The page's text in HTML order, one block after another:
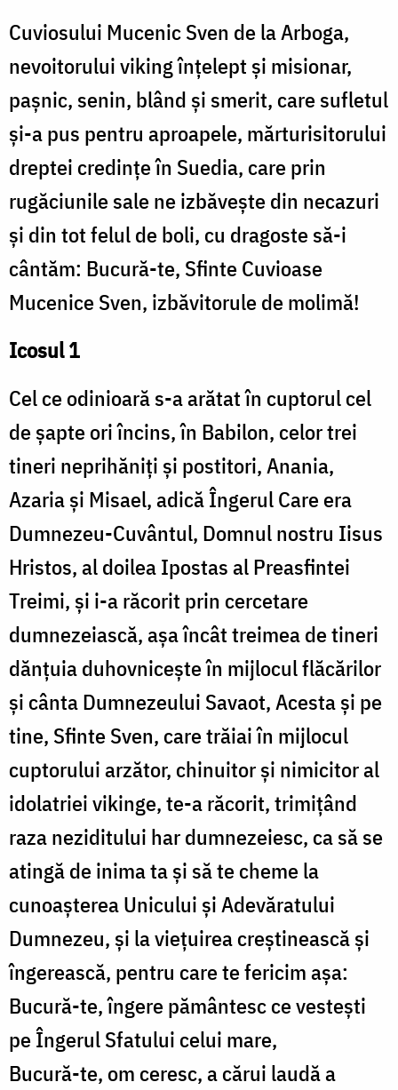
Cuviosului Mucenic Sven de la Arboga,
nevoitorului viking înțelept și misionar,
pașnic, senin, blând și smerit, care sufletul
și-a pus pentru aproapele, mărturisitorului
dreptei credințe în Suedia, care prin
rugăciunile sale ne izbăvește din necazuri
și din tot felul de boli, cu dragoste să-i
cântăm: Bucură-te, Sfinte Cuvioase
Mucenice Sven, izbăvitorule de molimă!
Icosul 1
Cel ce odinioară s-a arătat în cuptorul cel
de șapte ori încins, în Babilon, celor trei
tineri neprihăniți și postitori, Anania,
Azaria și Misael, adică Îngerul Care era
Dumnezeu-Cuvântul, Domnul nostru Iisus
Hristos, al doilea Ipostas al Preasfintei
Treimi, și i-a răcorit prin cercetare
dumnezeiască, așa încât treimea de tineri
dănțuia duhovnicește în mijlocul flăcărilor
și cânta Dumnezeului Savaot, Acesta și pe
tine, Sfinte Sven, care trăiai în mijlocul
cuptorului arzător, chinuitor și nimicitor al
idolatriei vikinge, te-a răcorit, trimițând
raza neziditului har dumnezeiesc, ca să se
atingă de inima ta și să te cheme la
cunoașterea Unicului și Adevăratului
Dumnezeu, și la viețuirea creștinească și
îngerească, pentru care te fericim așa:
Bucură-te, îngere pământesc ce vestești
pe Îngerul Sfatului celui mare,
Bucură-te, om ceresc, a cărui laudă a